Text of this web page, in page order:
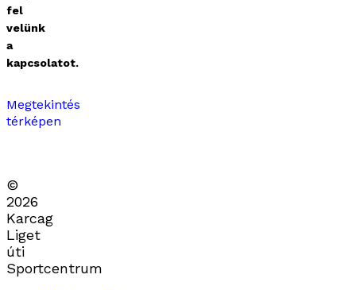
fel
velünk
a
kapcsolatot.
Megtekintés
térképen
©
2026
Karcag
Liget
úti
Sportcentrum